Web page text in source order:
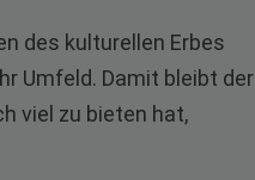
des kulturellen Erbes
Umfeld. Damit bleibt der
viel zu bieten hat,